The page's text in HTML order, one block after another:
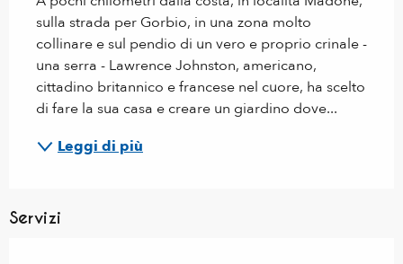
sulla strada per Gorbio, in una zona molto
collinare e sul pendio di un vero e proprio crinale -
una serra - Lawrence Johnston, americano,
cittadino britannico e francese nel cuore, ha scelto
di fare la sua casa e creare un giardino dove...
Leggi di più
Servizi